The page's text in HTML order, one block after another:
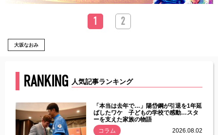
1 2
大坂なおみ
RANKING 人気記事ランキング
「本当は去年で…」陽岱鋼が引退を1年延
ばしたワケ 子どもの学校で感動…スタ
ーを支えた家族の物語
コラム
2026.08.02